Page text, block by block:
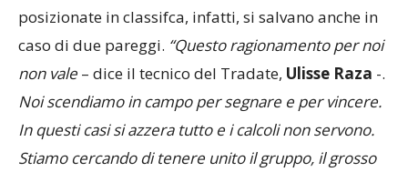
posizionate in classifca, infatti, si salvano anche in
caso di due pareggi. “Questo ragionamento per noi
non vale – dice il tecnico del Tradate, Ulisse Raza -.
Noi scendiamo in campo per segnare e per vincere.
In questi casi si azzera tutto e i calcoli non servono.
Stiamo cercando di tenere unito il gruppo, il grosso